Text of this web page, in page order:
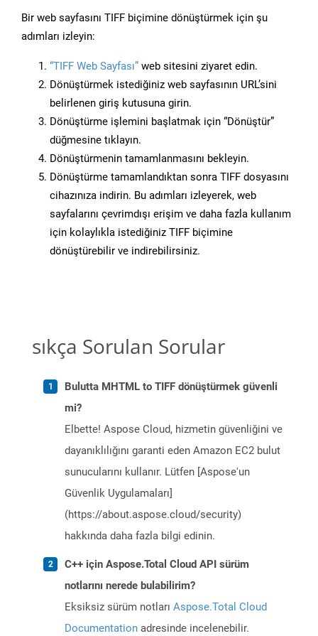
Bir web sayfasını TIFF biçimine dönüştürmek için şu
adımları izleyin:
“TIFF Web Sayfası” web sitesini ziyaret edin.
Dönüştürmek istediğiniz web sayfasının URL’sini
belirlenen giriş kutusuna girin.
Dönüştürme işlemini başlatmak için “Dönüştür”
düğmesine tıklayın.
Dönüştürmenin tamamlanmasını bekleyin.
Dönüştürme tamamlandıktan sonra TIFF dosyasını
cihazınıza indirin. Bu adımları izleyerek, web
sayfalarını çevrimdışı erişim ve daha fazla kullanım
için kolaylıkla istediğiniz TIFF biçimine
dönüştürebilir ve indirebilirsiniz.
sıkça Sorulan Sorular
Bulutta MHTML to TIFF dönüştürmek güvenli
mi?
Elbette! Aspose Cloud, hizmetin güvenliğini ve
dayanıklılığını garanti eden Amazon EC2 bulut
sunucularını kullanır. Lütfen [Aspose'un
Güvenlik Uygulamaları]
(https://about.aspose.cloud/security)
hakkında daha fazla bilgi edinin.
C++ için Aspose.Total Cloud API sürüm
notlarını nerede bulabilirim?
Eksiksiz sürüm notları Aspose.Total Cloud
Documentation adresinde incelenebilir.